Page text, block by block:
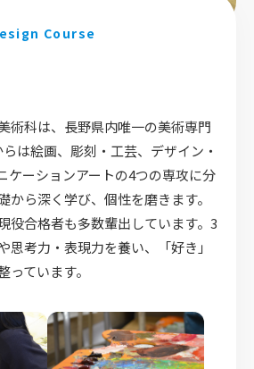
Course
術科は、長野県内唯一の美術専門
は絵画、彫刻・工芸、デザイン・
ケーションアートの4つの専攻に分
から深く学び、個性を磨きます。
役合格者も多数輩出しています。3
思考力・表現力を養い、「好き」
っています。